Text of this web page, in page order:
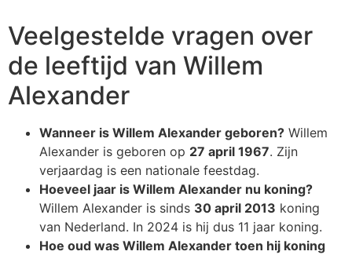
Veelgestelde vragen over
de leeftijd van Willem
Alexander
Wanneer is Willem Alexander geboren? Willem
Alexander is geboren op 27 april 1967. Zijn
verjaardag is een nationale feestdag.
Hoeveel jaar is Willem Alexander nu koning?
Willem Alexander is sinds 30 april 2013 koning
van Nederland. In 2024 is hij dus 11 jaar koning.
Hoe oud was Willem Alexander toen hij koning